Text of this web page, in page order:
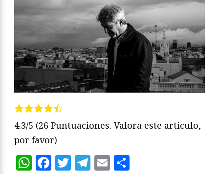
4.3/5 (26 Puntuaciones. Valora este artículo,
por favor)
WhatsApp
Facebook
Twitter
Telegram
Email